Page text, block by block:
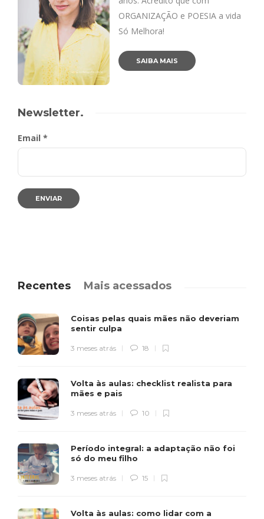
ORGANIZAÇÃO e POESIA a vida
Só Melhora!
SAIBA MAIS
Newsletter.
Email *
Recentes Mais acessados
Coisas pelas quais mães não deveriam
sentir culpa
3 meses atrás 18
Volta às aulas: checklist realista para
mães e pais
3 meses atrás 10
Período integral: a adaptação não foi
só do meu filho
3 meses atrás 15
Volta às aulas: como lidar com a